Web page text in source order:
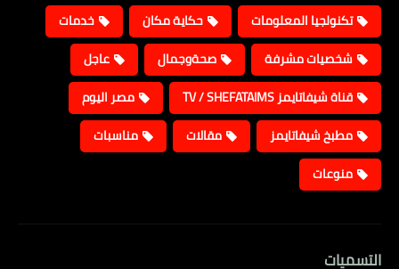
تكنولجيا المعلومات
حكاية مكان
خدمات
شخصيات مشرفة
صحةوجمال
عاجل
قناة شيفاتايمز TV / SHEFATAIMS
مصر اليوم
مطبخ شيفاتايمز
مقالات
مناسبات
منوعات
التسميات